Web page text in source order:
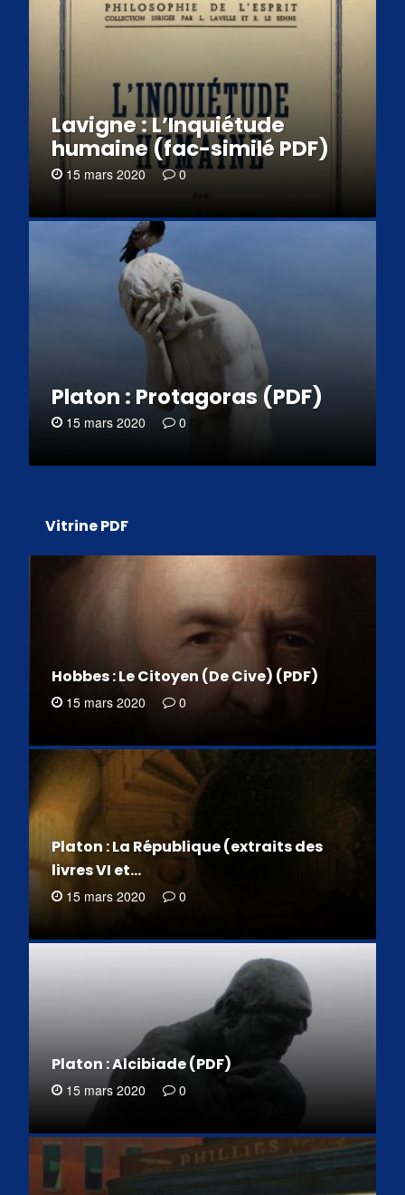
Lavigne : L’Inquiétude
humaine (fac-similé PDF)
15 mars 2020 0
Platon : Protagoras (PDF)
15 mars 2020 0
Vitrine PDF
Hobbes : Le Citoyen (De Cive) (PDF)
15 mars 2020 0
Platon : La République (extraits des
livres VI et…
15 mars 2020 0
Platon : Alcibiade (PDF)
15 mars 2020 0